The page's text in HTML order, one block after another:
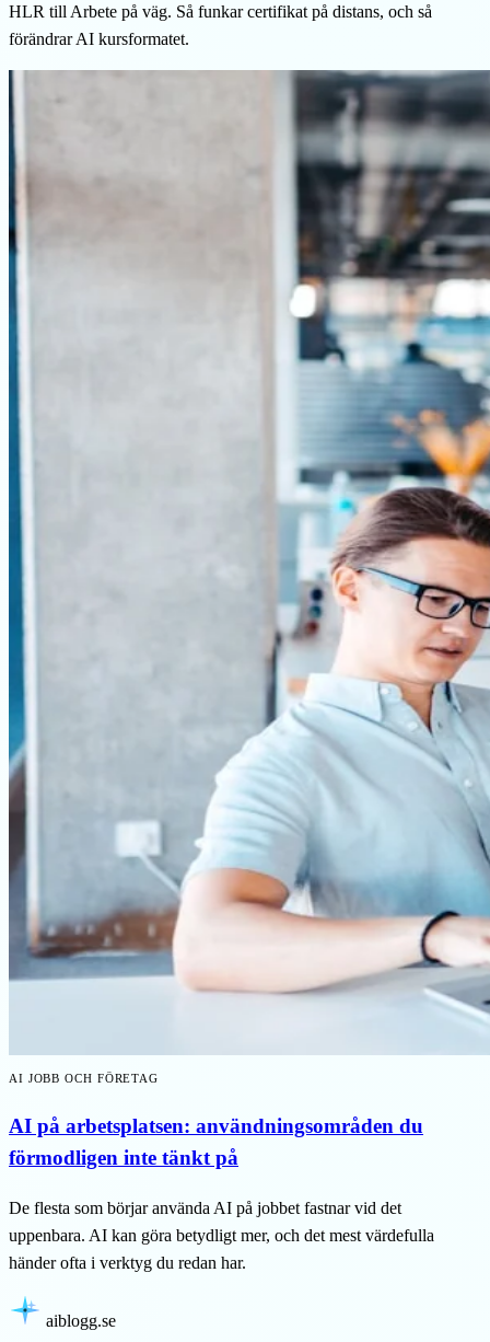
HLR till Arbete på väg. Så funkar certifikat på distans, och så
förändrar AI kursformatet.
AI JOBB OCH FÖRETAG
AI på arbetsplatsen: användningsområden du
förmodligen inte tänkt på
De flesta som börjar använda AI på jobbet fastnar vid det
uppenbara. AI kan göra betydligt mer, och det mest värdefulla
händer ofta i verktyg du redan har.
aiblogg.se